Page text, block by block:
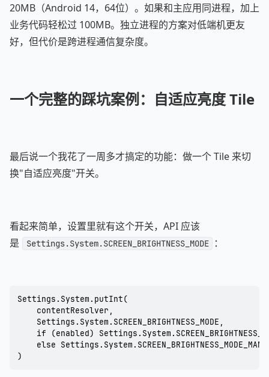
20MB（Android 14，64位）。如果和主应用同进程，加上
业务代码轻松过 100MB。独立进程的方案对低端机更友
好，但代价是跨进程通信复杂度。
一个完整的踩坑案例：自适应亮度 Tile
最后说一个我花了一周多才搞定的功能：做一个 Tile 来切
换"自适应亮度"开关。
看起来简单，设置里就有这个开关，API 应该
是
Settings.System.SCREEN_BRIGHTNESS_MODE ：
Settings.System.putInt(
    contentResolver,
    Settings.System.SCREEN_BRIGHTNESS_MODE,
if (enabled)
else
)